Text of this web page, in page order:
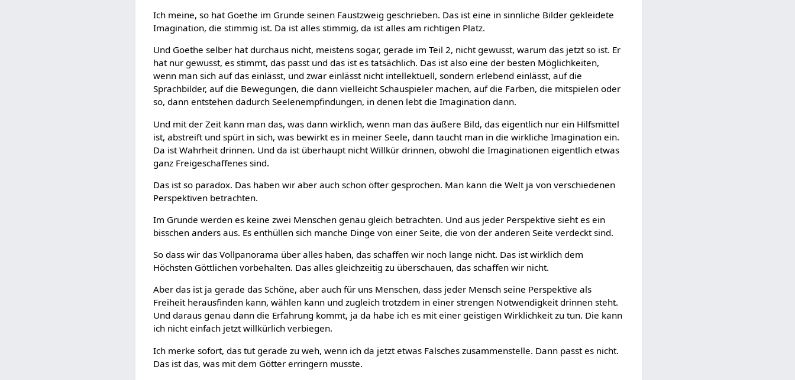
Ich meine, so hat Goethe im Grunde seinen Faustzweig geschrieben. Das ist eine in sinnliche Bilder gekleidete
Imagination, die stimmig ist. Da ist alles stimmig, da ist alles am richtigen Platz.
Und Goethe selber hat durchaus nicht, meistens sogar, gerade im Teil 2, nicht gewusst, warum das jetzt so ist. Er
hat nur gewusst, es stimmt, das passt und das ist es tatsächlich. Das ist also eine der besten Möglichkeiten,
wenn man sich auf das einlässt, und zwar einlässt nicht intellektuell, sondern erlebend einlässt, auf die
Sprachbilder, auf die Bewegungen, die dann vielleicht Schauspieler machen, auf die Farben, die mitspielen oder
so, dann entstehen dadurch Seelenempfindungen, in denen lebt die Imagination dann.
Und mit der Zeit kann man das, was dann wirklich, wenn man das äußere Bild, das eigentlich nur ein Hilfsmittel
ist, abstreift und spürt in sich, was bewirkt es in meiner Seele, dann taucht man in die wirkliche Imagination ein.
Da ist Wahrheit drinnen. Und da ist überhaupt nicht Willkür drinnen, obwohl die Imaginationen eigentlich etwas
ganz Freigeschaffenes sind.
Das ist so paradox. Das haben wir aber auch schon öfter gesprochen. Man kann die Welt ja von verschiedenen
Perspektiven betrachten.
Im Grunde werden es keine zwei Menschen genau gleich betrachten. Und aus jeder Perspektive sieht es ein
bisschen anders aus. Es enthüllen sich manche Dinge von einer Seite, die von der anderen Seite verdeckt sind.
So dass wir das Vollpanorama über alles haben, das schaffen wir noch lange nicht. Das ist wirklich dem
Höchsten Göttlichen vorbehalten. Das alles gleichzeitig zu überschauen, das schaffen wir nicht.
Aber das ist ja gerade das Schöne, aber auch für uns Menschen, dass jeder Mensch seine Perspektive als
Freiheit herausfinden kann, wählen kann und zugleich trotzdem in einer strengen Notwendigkeit drinnen steht.
Und daraus genau dann die Erfahrung kommt, ja da habe ich es mit einer geistigen Wirklichkeit zu tun. Die kann
ich nicht einfach jetzt willkürlich verbiegen.
Ich merke sofort, das tut gerade zu weh, wenn ich da jetzt etwas Falsches zusammenstelle. Dann passt es nicht.
Das ist das, was mit dem Götter erringern musste.